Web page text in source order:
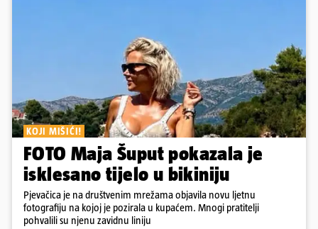
KOJI MIŠIĆI!
FOTO Maja Šuput pokazala je
isklesano tijelo u bikiniju
Pjevačica je na društvenim mrežama objavila novu ljetnu
fotografiju na kojoj je pozirala u kupaćem. Mnogi pratitelji
pohvalili su njenu zavidnu liniju